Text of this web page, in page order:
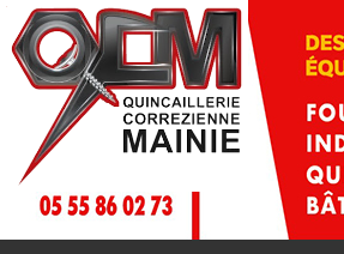
Skip
to
content